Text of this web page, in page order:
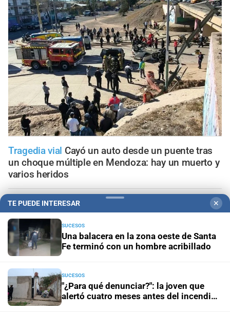
Tragedia vial Cayó un auto desde un puente tras
un choque múltiple en Mendoza: hay un muerto y
varios heridos
Geriátricos clandestinos
"¿Para qué denunciar?": la joven
que alertó cuatro meses antes del incendio reclama ser
escuchada
Penas máximasPedirán 15 años de prisión para madre e
Encubrimiento agravadoCaso Agostina Vega: la
reacción de sus abuelos tras las nuevas detenciones
TE PUEDE INTERESAR ✕
SUCESOS
Una balacera en la zona oeste de Santa
Fe terminó con un hombre acribillado
SUCESOS
"¿Para qué denunciar?": la joven que
alertó cuatro meses antes del incendio